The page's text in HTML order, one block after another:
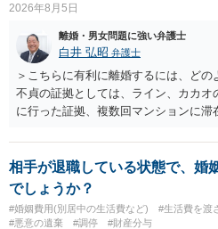
2026年8月5日
離婚・男女問題に強い弁護士
白井 弘昭 弁護士
＞こちらに有利に離婚するには、どの
不貞の証拠としては、ライン、カカ
に行った証拠、複数回マンションに
婚する、慰謝料をとるなど）ことが
貞発覚後、長期間同居を続けると、
場合がありますので、ご注意ください
相手が退職している状態で、婚
でしょうか？
#婚姻費用(別居中の生活費など) #生活費を渡
#悪意の遺棄
#調停 #財産分与